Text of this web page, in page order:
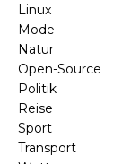
Linux
Mode
Natur
Open-Source
Politik
Reise
Sport
Transport